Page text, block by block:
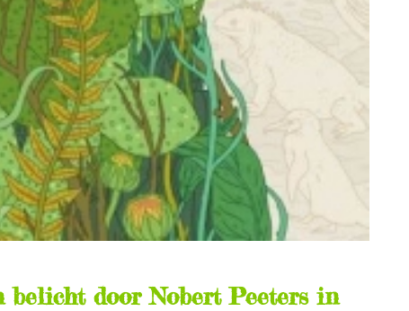
door Nobert Peeters in